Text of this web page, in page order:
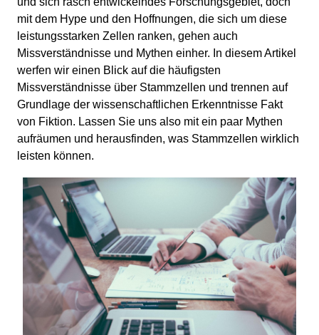
mit dem Hype und den Hoffnungen, die sich um diese
leistungsstarken Zellen ranken, gehen auch
Missverständnisse und Mythen einher. In diesem Artikel
werfen wir einen Blick auf die häufigsten
Missverständnisse über Stammzellen und trennen auf
Grundlage der wissenschaftlichen Erkenntnisse Fakt
von Fiktion. Lassen Sie uns also mit ein paar Mythen
aufräumen und herausfinden, was Stammzellen wirklich
leisten können.